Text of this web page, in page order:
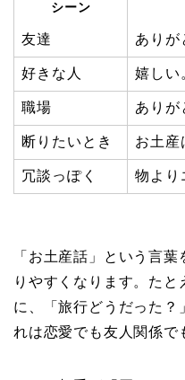
シーン
友達 ありが
好きな人 嬉しい
職場 ありが
断りたいとき お土産
冗談っぽく 物より
「お土産話」という言
りやすくなります。たと
に、「旅行どうだった？
れは恋愛でも友人関係で